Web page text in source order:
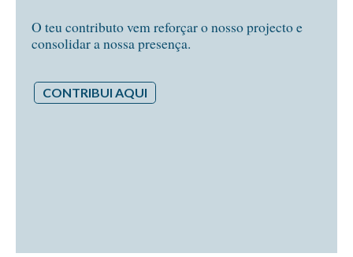
O teu contributo vem reforçar o nosso projecto e
consolidar a nossa presença.
CONTRIBUI AQUI